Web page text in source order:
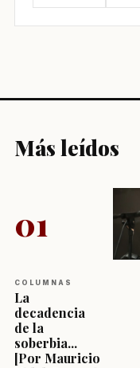
Más leídos
01
COLUMNAS
La
decadencia
de la
soberbia...
[Por Mauricio